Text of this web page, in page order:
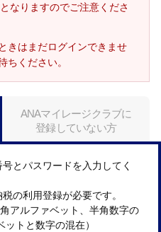
なりますのでご注意くださ
きはまだログインできませ
ちください。
ANAマイレージクラブに
登録していない方
とパスワードを入力してく
の利用登録が必要です。
アルファベット、半角数字の
トと数字の混在）